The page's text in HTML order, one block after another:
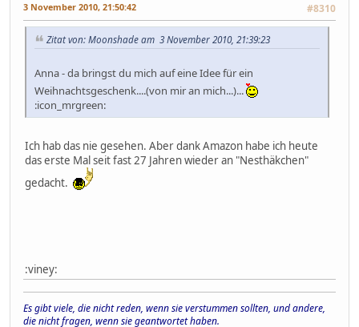
3 November 2010, 21:50:42 #8310
Zitat von: Moonshade am 3 November 2010, 21:39:23
Anna - da bringst du mich auf eine Idee für ein
Weihnachtsgeschenk....(von mir an mich...)...
:icon_mrgreen:
Ich hab das nie gesehen. Aber dank Amazon habe ich heute
das erste Mal seit fast 27 Jahren wieder an "Nesthäkchen"
gedacht.
:viney:
Es gibt viele, die nicht reden, wenn sie verstummen sollten, und andere,
die nicht fragen, wenn sie geantwortet haben.